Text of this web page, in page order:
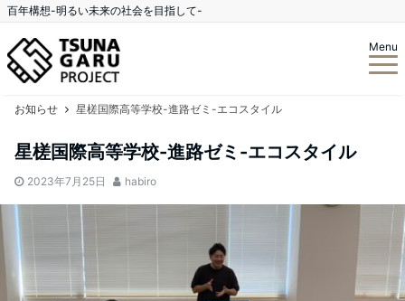
百年構想-明るい未来の社会を目指して-
Menu
お知らせ 星槎国際高等学校-進路ゼミ-エコスタイル
星槎国際高等学校-進路ゼミ-エコスタイル
2023年7月25日 habiro